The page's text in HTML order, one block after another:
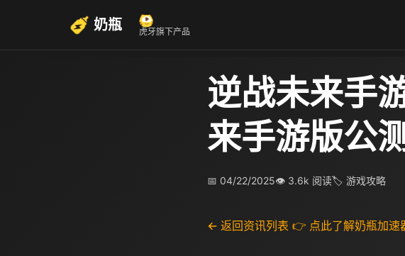
奶瓶 虎牙旗下产品
逆战未来手
来手游版公
📅 04/22/2025👁 3.6k 阅读🏷 游戏攻略
← 返回资讯列表 👉 点此了解奶瓶加速